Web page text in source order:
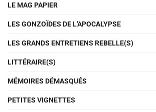
LE MAG PAPIER
LES GONZOÏDES DE L'APOCALYPSE
LES GRANDS ENTRETIENS REBELLE(S)
LITTÉRAIRE(S)
MÉMOIRES DÉMASQUÉS
PETITES VIGNETTES